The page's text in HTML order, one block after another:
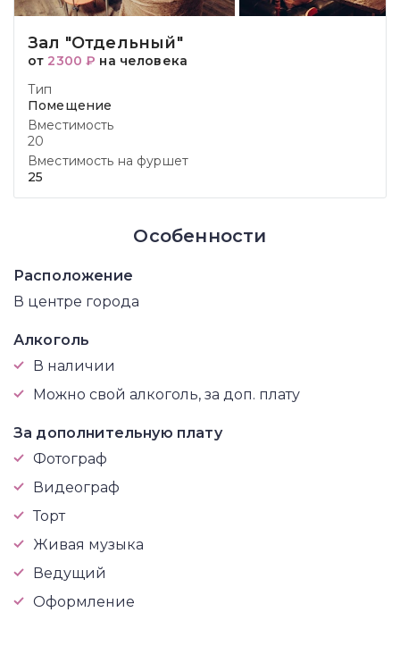
Зал "Отдельный"
от 2300 ₽ на человека
Тип
Помещение
Вместимость
20
Вместимость на фуршет
25
Особенности
Расположение
В центре города
Алкоголь
В наличии
Можно свой алкоголь, за доп. плату
За дополнительную плату
Фотограф
Видеограф
Торт
Живая музыка
Ведущий
Оформление